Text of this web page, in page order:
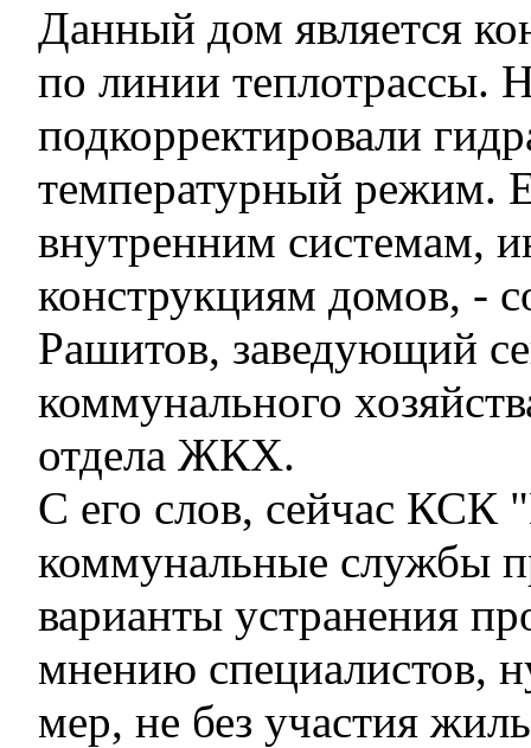
Данный дом является
по линии теплотрассы.
подкорректировали
температурный режим.
внутренним системам,
конструкциям домов, -
Рашитов, заведующий
коммунального
отдела ЖКХ.
С его слов, сейчас КСК
коммунальные службы
варианты устранения
мнению специалистов,
мер, не без участия